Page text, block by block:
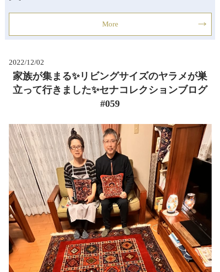
More
2022/12/02
家族が集まる✨リビングサイズのヤラメが巣
立って行きました✨セナコレクションブログ
#059